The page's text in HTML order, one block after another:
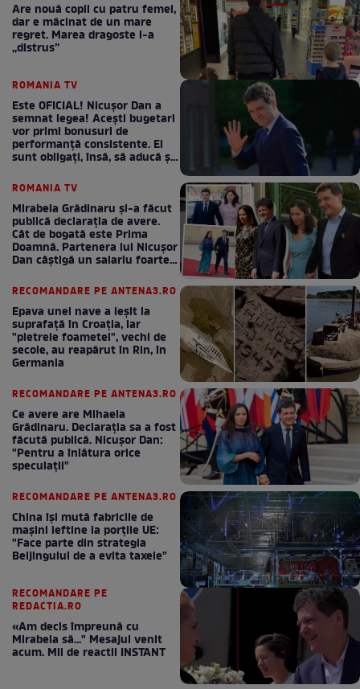
Are nouă copii cu patru femei,
dar e măcinat de un mare
regret. Marea dragoste l-a
„distrus”
ROMANIA TV
Este OFICIAL! Nicușor Dan a
semnat legea! Acești bugetari
vor primi bonusuri de
performanță consistente. Ei
sunt obligați, însă, să aducă și
ROMANIA TV
Mirabela Grădinaru și-a făcut
publică declarația de avere.
Cât de bogată este Prima
Doamnă. Partenera lui Nicușor
Dan câștigă un salariu foarte
RECOMANDARE PE ANTENA3.RO
Epava unei nave a ieșit la
suprafață în Croația, iar
"pietrele foametei", vechi de
secole, au reapărut în Rin, în
Germania
RECOMANDARE PE ANTENA3.RO
Ce avere are Mihaela
Grădinaru. Declarația sa a fost
făcută publică. Nicușor Dan:
"Pentru a înlătura orice
speculații"
RECOMANDARE PE ANTENA3.RO
China își mută fabricile de
mașini ieftine la porțile UE:
"Face parte din strategia
Beijingului de a evita taxele"
RECOMANDARE PE
REDACTIA.RO
«Am decis împreună cu
Mirabela să..." Mesajul venit
acum. Mii de reactii INSTANT